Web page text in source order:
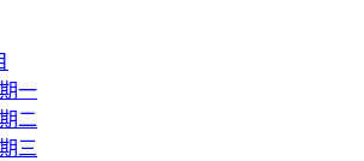
一
二
三